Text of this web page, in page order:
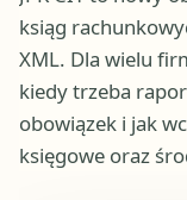
ksiąg
XML. Dla wielu
kiedy trzeba
obowiązek i jak
księgowe oraz